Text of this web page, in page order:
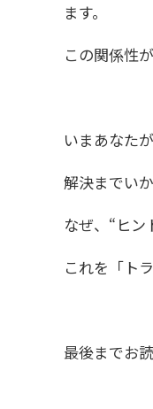
ます。
この関係性
いまあなた
解決までい
なぜ、“ヒ
これを「ト
最後までお